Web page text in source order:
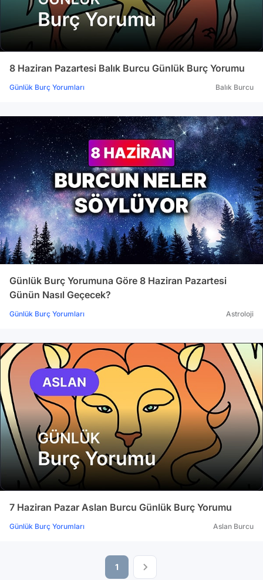
8 Haziran Pazartesi Balık Burcu Günlük Burç Yorumu
Günlük Burç Yorumları Balık Burcu
Günlük Burç Yorumuna Göre 8 Haziran Pazartesi
Günün Nasıl Geçecek?
Günlük Burç Yorumları Astroloji
7 Haziran Pazar Aslan Burcu Günlük Burç Yorumu
Günlük Burç Yorumları Aslan Burcu
1